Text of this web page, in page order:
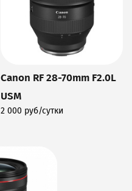
Canon RF 28-70mm F2.0L
USM
2 000 руб/сутки